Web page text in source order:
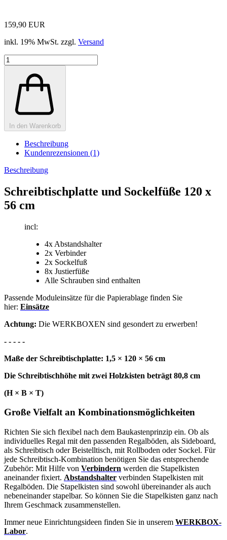
159,90 EUR
inkl. 19% MwSt. zzgl. Versand
In den Warenkorb
Beschreibung
Kundenrezensionen (1)
Beschreibung
Schreibtischplatte und Sockelfüße 120 x
56 cm
incl:
4x Abstandshalter
2x Verbinder
2x Sockelfuß
8x Justierfüße
Alle Schrauben sind enthalten
Passende Moduleinsätze für die Papierablage finden Sie
hier: Einsätze
Achtung: Die WERKBOXEN sind gesondert zu erwerben!
- - - - -
Maße der Schreibtischplatte: 1,5 × 120 × 56 cm
Die Schreibtischhöhe mit zwei Holzkisten beträgt 80,8 cm
(H × B × T)
Große Vielfalt an Kombinationsmöglichkeiten
Richten Sie sich flexibel nach dem Baukastenprinzip ein. Ob als
individuelles Regal mit den passenden Regalböden, als Sideboard,
als Schreibtisch oder Beistelltisch, mit Rollboden oder Sockel. Für
jede Schreibtisch-Kombination benötigen Sie das entsprechende
Zubehör: Mit Hilfe von Verbindern werden die Stapelkisten
aneinander fixiert. Abstandshalter verbinden Stapelkisten mit
Regalböden. Die Stapelkisten sind sowohl übereinander als auch
nebeneinander stapelbar. So können Sie die Stapelkisten ganz nach
Ihrem Geschmack zusammenstellen.
Immer neue Einrichtungsideen finden Sie in unserem WERKBOX-
Labor.